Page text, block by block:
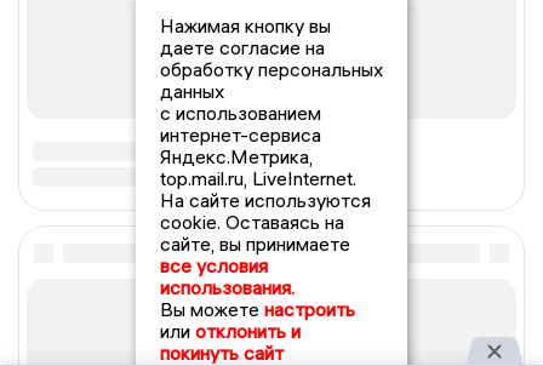
Нажимая кнопку вы
даете согласие на
обработку персональных
данных
с использованием
интернет-сервиса
Яндекс.Метрика,
top.mail.ru, LiveInternet.
На сайте используются
cookie. Оставаясь на
сайте, вы принимаете
все условия
использования.
Вы можете настроить
или отклонить и
покинуть сайт